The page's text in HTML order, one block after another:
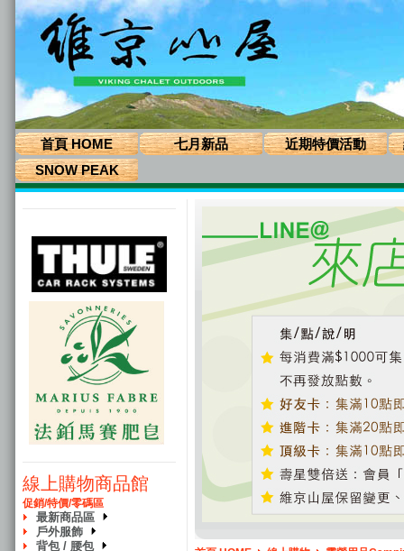
首頁 HOME 七月新品 近期特價活動
SNOW PEAK
線上購物商品館
促銷/特價/零碼區
最新商品區
戶外服飾
背包 / 腰包